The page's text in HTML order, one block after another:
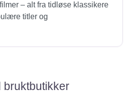
– alt fra tidløse klassikere
titler og
bruktbutikker